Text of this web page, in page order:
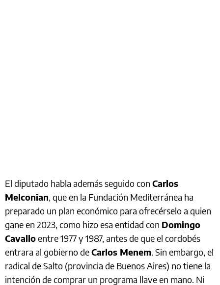
El diputado habla además seguido con Carlos
Melconian, que en la Fundación Mediterránea ha
preparado un plan económico para ofrecérselo a quien
gane en 2023, como hizo esa entidad con Domingo
Cavalloentre 1977 y 1987, antes de que el cordobés
entrara al gobierno deCarlos Menem. Sin embargo, el
radical de Salto (provincia de Buenos Aires) no tiene la
intención de comprar un programa llave en mano. Ni